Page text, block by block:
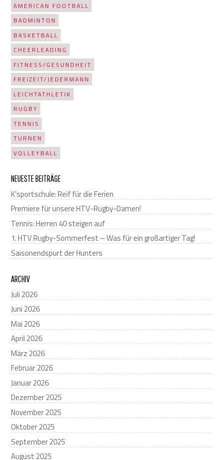
AMERICAN FOOTBALL
BADMINTON
BASKETBALL
CHEERLEADING
FITNESS/GESUNDHEIT
FREIZEIT/JEDERMANN
LEICHTATHLETIK
RUGBY
TENNIS
TURNEN
VOLLEYBALL
NEUESTE BEITRÄGE
K’sportschule: Reif für die Ferien
Premiere für unsere HTV-Rugby-Damen!
Tennis: Herren 40 steigen auf
1. HTV Rugby-Sommerfest – Was für ein großartiger Tag!
Saisonendspurt der Hunters
ARCHIV
Juli 2026
Juni 2026
Mai 2026
April 2026
März 2026
Februar 2026
Januar 2026
Dezember 2025
November 2025
Oktober 2025
September 2025
August 2025